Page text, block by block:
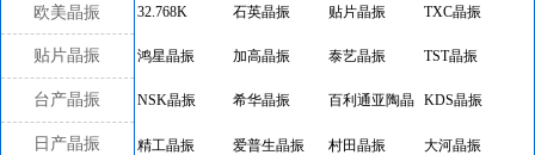
欧美晶振
贴片晶振
台产晶振
日产晶振
32.768K 石英晶振 贴片晶振 TXC晶振
鸿星晶振 加高晶振 泰艺晶振 TST晶振
NSK晶振 希华晶振 百利通亚陶晶
振
KDS晶振
精工晶振 爱普生晶振 村田晶振 大河晶振